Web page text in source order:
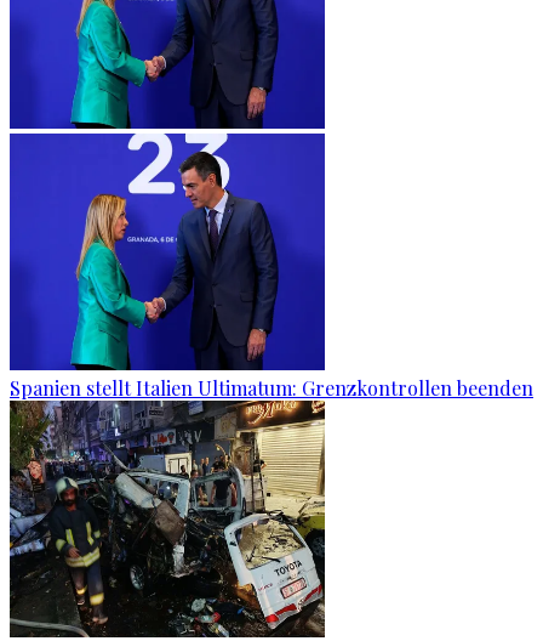
Spanien stellt Italien Ultimatum: Grenzkontrollen beenden